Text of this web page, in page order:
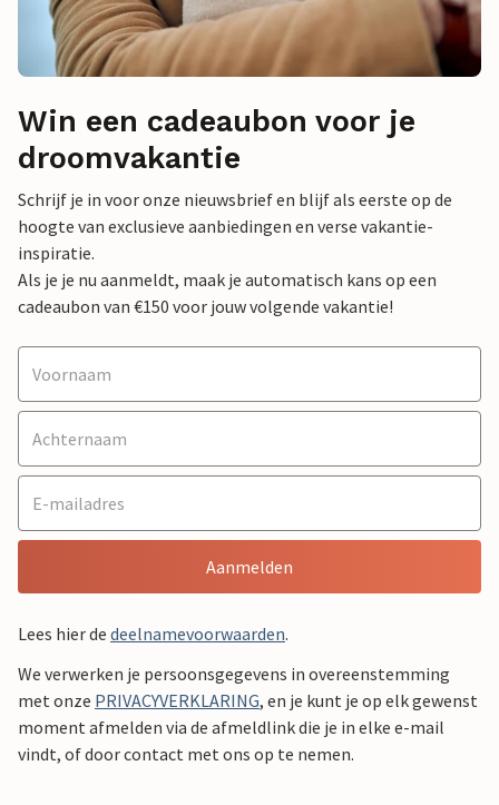
Win een cadeaubon voor je
droomvakantie
Schrijf je in voor onze nieuwsbrief en blijf als eerste op de
hoogte van exclusieve aanbiedingen en verse vakantie-
inspiratie.
Als je je nu aanmeldt, maak je automatisch kans op een
cadeaubon van €150 voor jouw volgende vakantie!
Aanmelden
Lees hier de deelnamevoorwaarden.
We verwerken je persoonsgegevens in overeenstemming
met onze PRIVACYVERKLARING, en je kunt je op elk gewenst
moment afmelden via de afmeldlink die je in elke e-mail
vindt, of door contact met ons op te nemen.